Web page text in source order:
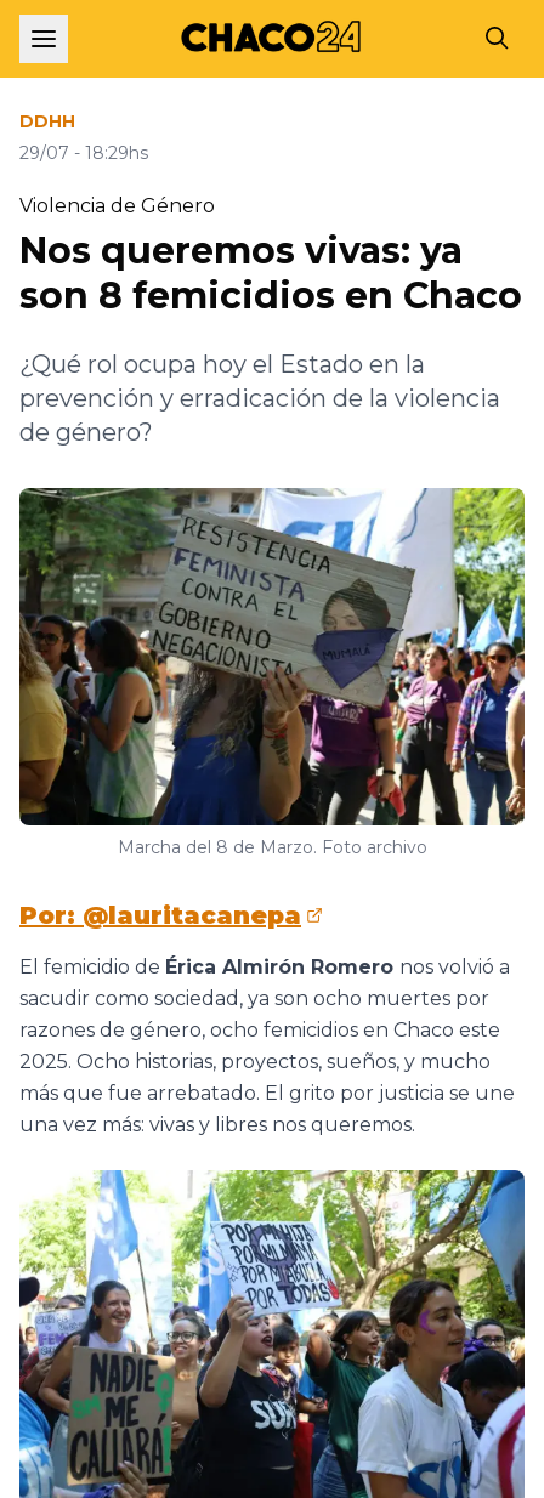
DDHH
29/07 - 18:29hs
Violencia de Género
Nos queremos vivas: ya
son 8 femicidios en Chaco
¿Qué rol ocupa hoy el Estado en la
prevención y erradicación de la violencia
de género?
Marcha del 8 de Marzo. Foto archivo
Por: @lauritacanepa
El femicidio de Érica Almirón Romero nos volvió a
sacudir como sociedad, ya son ocho muertes por
razones de género, ocho femicidios en Chaco este
2025. Ocho historias, proyectos, sueños, y mucho
más que fue arrebatado. El grito por justicia se une
una vez más: vivas y libres nos queremos.